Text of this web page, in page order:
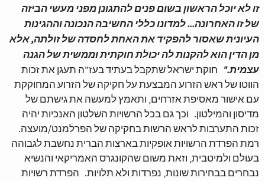
זו לא יוכל הראשון בשום פנים להתגונן מפני מעשי הביזה
של זו האחרונה... למדונו כללי החשיבה הנכונה וההגינות
העיונית שאסור להפקיד את האחת לחסדה של זולתה, אלא
מן הדין הוא להקנות לה יכולת חוקתית וממשית של הגנה
עצמית." חוקת ישראל שתקבל בעתיד בעז"ה תעגן את זכות
הווטו של ראש הזרוע המבצעת על חקיקה של הזרוע המחוקקת
עם אישור מאסיפת אזרחים, ותאמץ למעשה את גישתם של
מדיסון והמילטון. וכך גם בכל הרשויות השלטון האנכיות יהיה
זכות התערבות לראש הרשות בחקיקה של הפרלמנט/מועצה.
רמת הפרדת הרשויות אופקיות בארצות הברית נחשבת לגבוהה
בעולם ולמיטבית, וזאת משום שהקונגרס האמריקאי והנשיא
נבחרים בבחירות שונות, נפרדות ולא תלויות. הפרדת רשויות